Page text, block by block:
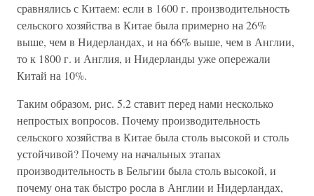
сравнялись с Китаем: если в 1600 г. производительность
сельского хозяйства в Китае была примерно на 26%
выше, чем в Нидерландах, и на 66% выше, чем в Англии,
то к 1800 г. и Англия, и Нидерланды уже опережали
Китай на 10%.
Таким образом, рис. 5.2 ставит перед нами несколько
непростых вопросов. Почему производительность
сельского хозяйства в Китае была столь высокой и столь
устойчивой? Почему на начальных этапах
производительность в Бельгии была столь высокой, и
почему она так быстро росла в Англии и Нидерландах,